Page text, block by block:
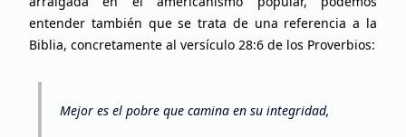
entender también que se trata de una referencia a la
Biblia, concretamente al versículo 28:6 de los Proverbios:
Mejor es el pobre que camina en su integridad,